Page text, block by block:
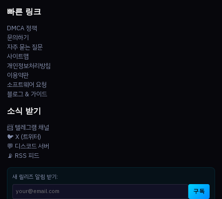
빠른 링크
DMCA 정책
문의하기
자주 묻는 질문
사이트맵
개인정보처리방침
이용약관
소프트웨어 요청
블로그 & 가이드
소식 받기
📨 텔레그램 채널
🐦 X (트위터)
💬 디스코드 서버
📡 RSS 피드
새 릴리즈 알림 받기:
구독